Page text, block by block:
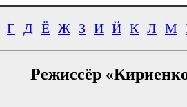
Г Д Ё Ж З И Й К Л М
Режиссёр